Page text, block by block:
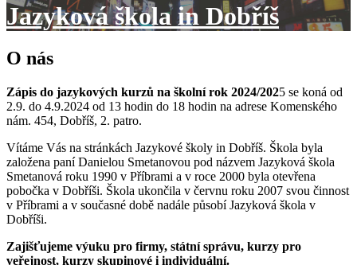
Jazyková škola in Dobříš
O nás
Zápis do jazykových kurzů na školní rok 2024/2025 se koná od
2.9. do 4.9.2024 od 13 hodin do 18 hodin na adrese Komenského
nám. 454, Dobříš, 2. patro.
Vítáme Vás na stránkách Jazykové školy in Dobříš. Škola byla
založena paní Danielou Smetanovou pod názvem Jazyková škola
Smetanová roku 1990 v Příbrami a v roce 2000 byla otevřena
pobočka v Dobříši. Škola ukončila v červnu roku 2007 svou činnost
v Příbrami a v současné době nadále působí Jazyková škola v
Dobříši.
Zajišťujeme výuku pro firmy, státní správu, kurzy pro
veřejnost, kurzy skupinové i individuální.